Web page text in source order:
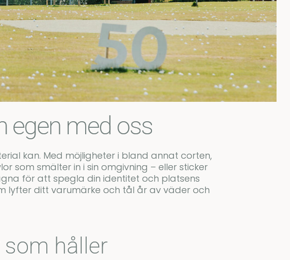
egen med oss
kan. Med möjligheter i bland annat corten,
som smälter in i sin omgivning – eller sticker
för att spegla din identitet och platsens
lyfter ditt varumärke och tål år av väder och
som håller